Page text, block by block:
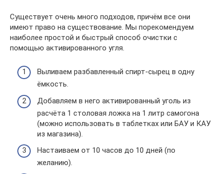
Существует очень много подходов, причём все они
имеют право на существование. Мы порекомендуем
наиболее простой и быстрый способ очистки с
помощью активированного угля.
Выливаем разбавленный спирт-сырец в одну
ёмкость.
Добавляем в него активированный уголь из
расчёта 1 столовая ложка на 1 литр самогона
(можно использовать в таблетках или БАУ и КАУ
из магазина).
Настаиваем от 10 часов до 10 дней (по
желанию).